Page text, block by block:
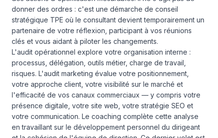
donner des ordres : c'est une démarche de conseil
stratégique TPE où le consultant devient temporairement un
partenaire de votre réflexion, participant à vos réunions
clés et vous aidant à piloter les changements.
L'audit opérationnel explore votre organisation interne :
processus, délégation, outils métier, charge de travail,
risques. L'audit marketing évalue votre positionnement,
votre approche client, votre visibilité sur le marché et
l'efficacité de vos canaux commerciaux — y compris votre
présence digitale, votre site web, votre stratégie SEO et
votre communication. Le coaching complète cette analyse
en travaillant sur le développement personnel du dirigeant